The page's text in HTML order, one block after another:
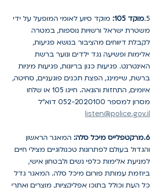
5. מוקד 105:
מוקד סיוע לאומי המופעל על ידי
משטרת ישראל ורשויות נוספות, במטרה
לקבלת דיווחים מהציבור בנושא פגיעות,
אלימות ופשיעה נגד ילדים ונוער ברשת
האינטרנט. פגיעות כגון בריונות, פגיעות מיניות
ברשת, שיימינג, הפצת תכנים פוגעניים, סחיטה,
איומים, התחזות והונאה. חייגו 105 או שלחו
מסרון למספר 052-2020100 דוא"ל
listen@police.gov.il
6.מרקטפלייס מיכל סלה:
המאגר הראשון
והגדול בעולם לפתרונות טכנולוגיים מצילי חיים
למניעת אלימות כלפי נשים ולבטחון אישי,
ביוזמת עמותת פורום מיכל סלה. המאגר גדל
כל העת וכולל בתוכו אפליקציות, מוצרים ואתרי